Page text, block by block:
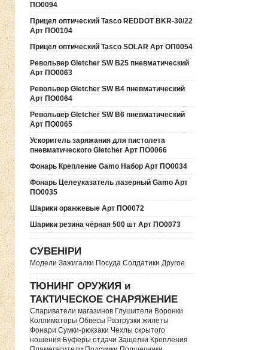
ПО0094
Прицел оптический Tasco REDDOT BKR-30/22
Арт ПО0104
Прицел оптический Tasco SOLAR Арт ОП0054
Револьвер Gletcher SW B25 пневматический
Арт ПО0063
Револьвер Gletcher SW B4 пневматический
Арт ПО0064
Револьвер Gletcher SW B6 пневматический
Арт ПО0065
Ускоритель заряжания для пистолета
пневматического Gletcher Арт ПО0066
Фонарь Крепление Gamo Набор Арт ПО0034
Фонарь Целеуказатель лазерный Gamo Арт
ПО0035
Шарики оранжевые Арт ПО0072
Шарики резина чёрная 500 шт Арт ПО0073
СУВЕНІРИ
Модели Зажигалки Посуда Солдатики Другое
ТЮНИНГ ОРУЖИЯ и
ТАКТИЧЕСКОЕ СНАРЯЖЕНИЕ
Спариватели магазинов Глушители Воронки
Коллиматоры Обвесы Разгрузки жилеты
Фонари Сумки-рюкзаки Чехлы скрытого
ношения Буферы отдачи Защелки Крепления